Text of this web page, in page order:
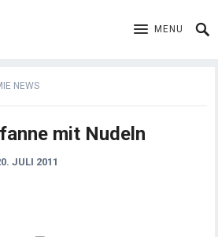
MENU
NEWS
mit Nudeln
JULI 2011